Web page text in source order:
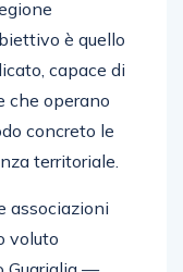
è quello
capace di
che operano
concreto le
territoriale.
associazioni
voluto